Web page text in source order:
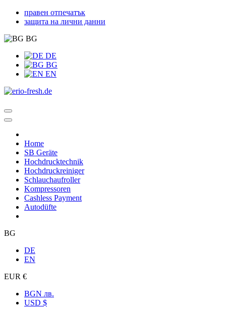
правен отпечатък
защита на лични данни
BG
DE
BG
EN
Home
SB Geräte
Hochdrucktechnik
Hochdruckreiniger
Schlauchaufroller
Kompressoren
Cashless Payment
Autodüfte
BG
DE
EN
EUR €
BGN лв.
USD $